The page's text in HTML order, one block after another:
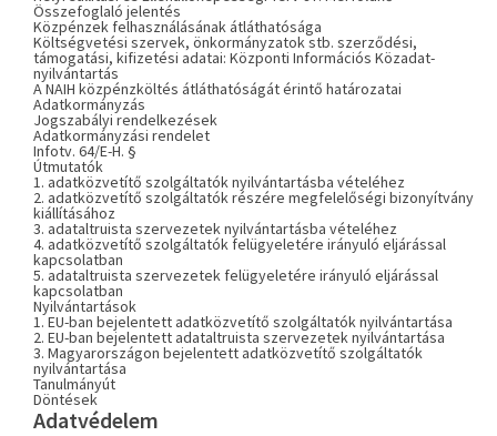
Összefoglaló jelentés
Közpénzek felhasználásának átláthatósága
Költségvetési szervek, önkormányzatok stb. szerződési,
támogatási, kifizetési adatai: Központi Információs Közadat-
nyilvántartás
A NAIH közpénzköltés átláthatóságát érintő határozatai
Adatkormányzás
Jogszabályi rendelkezések
Adatkormányzási rendelet
Infotv. 64/E-H. §
Útmutatók
1. adatközvetítő szolgáltatók nyilvántartásba vételéhez
2. adatközvetítő szolgáltatók részére megfelelőségi bizonyítvány
kiállításához
3. adataltruista szervezetek nyilvántartásba vételéhez
4. adatközvetítő szolgáltatók felügyeletére irányuló eljárással
kapcsolatban
5. adataltruista szervezetek felügyeletére irányuló eljárással
kapcsolatban
Nyilvántartások
1. EU-ban bejelentett adatközvetítő szolgáltatók nyilvántartása
2. EU-ban bejelentett adataltruista szervezetek nyilvántartása
3. Magyarországon bejelentett adatközvetítő szolgáltatók
nyilvántartása
Tanulmányút
Döntések
Adatvédelem